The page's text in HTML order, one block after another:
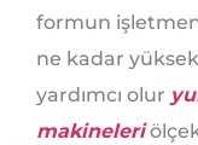
formun
ne kadar
yardımcı olur
makineleri